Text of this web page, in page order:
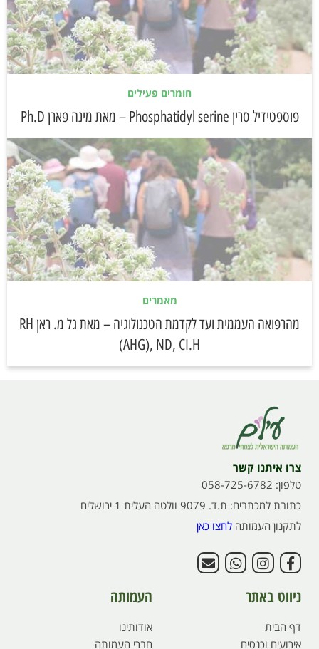
חומרים פעילים
פוספטידיל סרין Phosphatidyl serine – מאת מינה פארן Ph.D
מאמרים
מהרפואה העממית ועד לקדמת הטכנולוגיה – מאת גל מ. ראן RH
(AHG), ND, CI.H
צרו איתנו קשר
טלפון: 058-725-6782
כתובת למכתבים: ת.ד. 9079 וולטה העלית 1 ירושלים
לתקנון העמותה לחצו כאן
ניווט באתר
דף הבית
אירועים וכנסים
העמותה
אודותינו
חברי העמותה